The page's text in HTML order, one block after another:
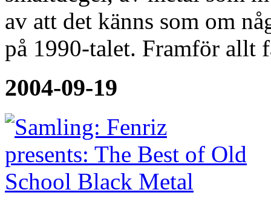
av att det känns som om
på 1990-talet. Framför
2004-09-19